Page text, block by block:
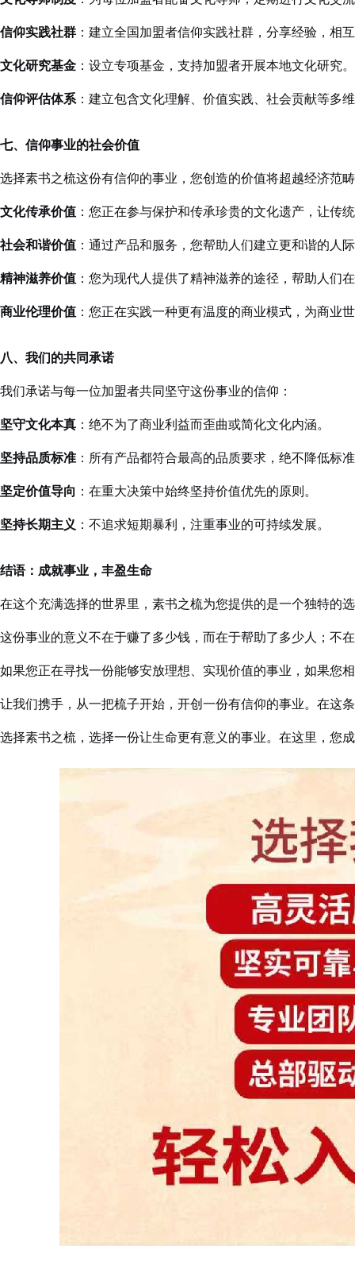
信仰实践社群 ：建立全国加盟者信仰实践社群，分享经验，相
文化研究基金 ：设立专项基金，支持加盟者开展本地文化研究。
信仰评估体系：建立包含文化理解、价值实践、社会贡献等多
七、信仰事业的社会价值
选择素书之梳这份有信仰的事业，您创造的价值将超越经济范
文化传承价值 ：您正在参与保护和传承珍贵的文化遗产，让传
社会和谐价值 ：通过产品和服务，您帮助人们建立更和谐的人
精神滋养价值 ：您为现代人提供了精神滋养的途径，帮助人们
商业伦理价值 ：您正在实践一种更有温度的商业模式，为商业
八、我们的共同承诺
我们承诺与每一位加盟者共同坚守这份事业的信仰：
坚守文化本真 ：绝不为了商业利益而歪曲或简化文化内涵。
坚持品质标准 ：所有产品都符合最高的品质要求，绝不降低标
坚定价值导向 ：在重大决策中始终坚持价值优先的原则。
坚持长期主义 ：不追求短期暴利，注重事业的可持续发展。
结语：成就事业，丰盈生命
在这个充满选择的世界里，素书之梳为您提供的是一个独特的
这份事业的意义不在于赚了多少钱，而在于帮助了多少人；不
如果您正在寻找一份能够安放理想、实现价值的事业，如果您
让我们携手，从一把梳子开始，开创一份有信仰的事业。在这
选择素书之梳，选择一份让生命更有意义的事业。在这里，您